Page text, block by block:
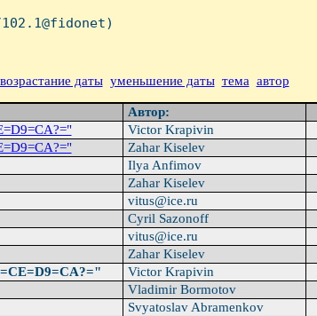
возрастание даты уменьшение даты тема автор
Автор:
Victor Krapivin
Zahar Kiselev
Ilya Anfimov
Zahar Kiselev
vitus@ice.ru
Cyril Sazonoff
vitus@ice.ru
Zahar Kiselev
Victor Krapivin
Vladimir Bormotov
Svyatoslav Abramenkov